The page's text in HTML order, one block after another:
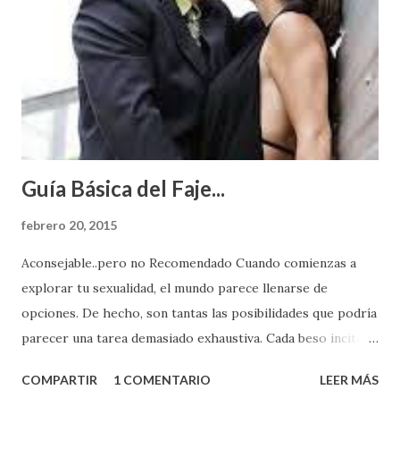
Guía Básica del Faje...
febrero 20, 2015
Aconsejable..pero no Recomendado Cuando comienzas a
explorar tu sexualidad, el mundo parece llenarse de
opciones. De hecho, son tantas las posibilidades que podría
parecer una tarea demasiado exhaustiva. Cada beso incita
partes de ti que jamás hubieras imaginado. El problema es
COMPARTIR 1 COMENTARIO LEER MÁS